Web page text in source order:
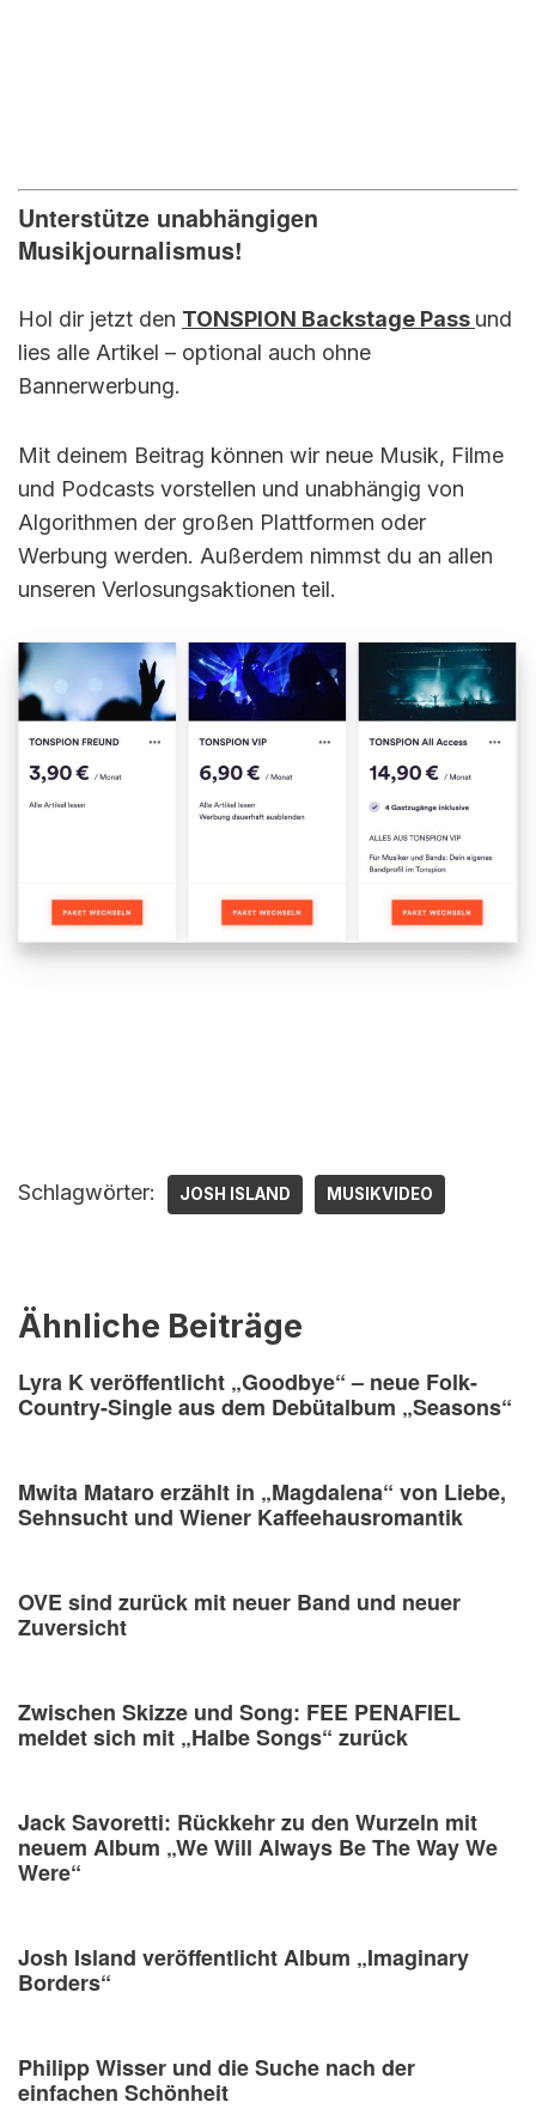
Unterstütze unabhängigen
Musikjournalismus!
Hol dir jetzt den TONSPION Backstage Pass und
lies alle Artikel – optional auch ohne
Bannerwerbung.
Mit deinem Beitrag können wir neue Musik, Filme
und Podcasts vorstellen und unabhängig von
Algorithmen der großen Plattformen oder
Werbung werden. Außerdem nimmst du an allen
unseren Verlosungsaktionen teil.
Schlagwörter: JOSH ISLAND MUSIKVIDEO
Ähnliche Beiträge
Lyra K veröffentlicht „Goodbye“ – neue Folk-
Country-Single aus dem Debütalbum „Seasons“
Mwita Mataro erzählt in „Magdalena“ von Liebe,
Sehnsucht und Wiener Kaffeehausromantik
OVE sind zurück mit neuer Band und neuer
Zuversicht
Zwischen Skizze und Song: FEE PENAFIEL
meldet sich mit „Halbe Songs“ zurück
Jack Savoretti: Rückkehr zu den Wurzeln mit
neuem Album „We Will Always Be The Way We
Were“
Josh Island veröffentlicht Album „Imaginary
Borders“
Philipp Wisser und die Suche nach der
einfachen Schönheit